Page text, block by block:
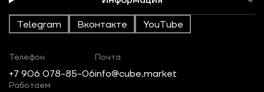
Telegram Вконтакте YouTube
Телефон
+7 906 078-85-06
Почта
info@cube.market
Работаем